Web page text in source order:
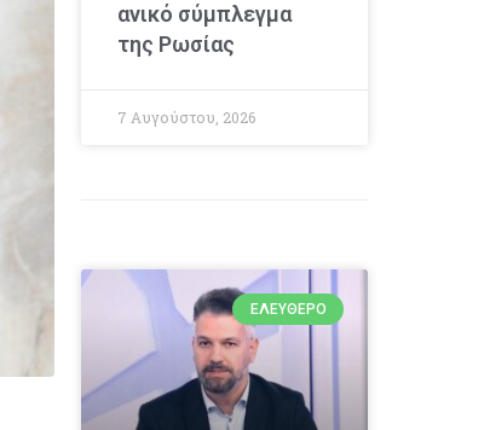
ανικό σύμπλεγμα
της Ρωσίας
7 Αυγούστου, 2026
ΕΛΕΎΘΕΡΟ